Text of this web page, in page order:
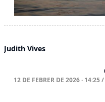
Judith Vives
12 DE FEBRER DE 2026 · 14:25/